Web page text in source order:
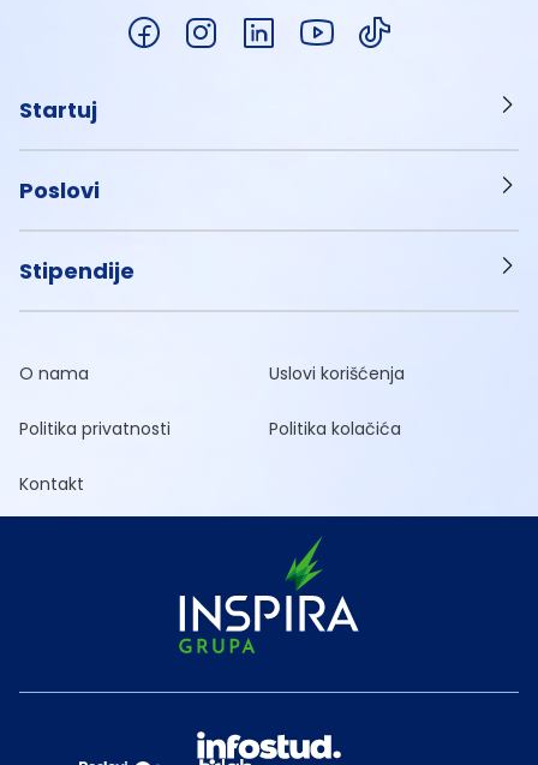
Startuj
Poslovi
Stipendije
O nama Uslovi korišćenja
Politika privatnosti Politika kolačića
Kontakt